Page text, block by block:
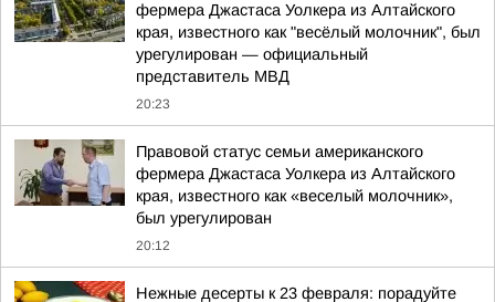
фермера Джастаса Уолкера из Алтайского
края, известного как "весёлый молочник", был
урегулирован — официальный
представитель МВД
20:23
Правовой статус семьи американского
фермера Джастаса Уолкера из Алтайского
края, известного как «веселый молочник»,
был урегулирован
20:12
Нежные десерты к 23 февраля: порадуйте